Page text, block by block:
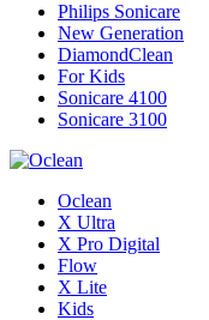
Philips Sonicare
New Generation
DiamondClean
For Kids
Sonicare 4100
Sonicare 3100
Oclean
X Ultra
X Pro Digital
Flow
X Lite
Kids